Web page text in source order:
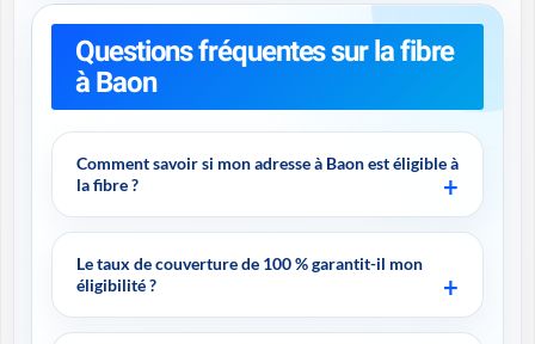
Questions fréquentes sur la fibre
à Baon
Comment savoir si mon adresse à Baon est éligible à
la fibre ?
Le taux de couverture de 100 % garantit-il mon
éligibilité ?